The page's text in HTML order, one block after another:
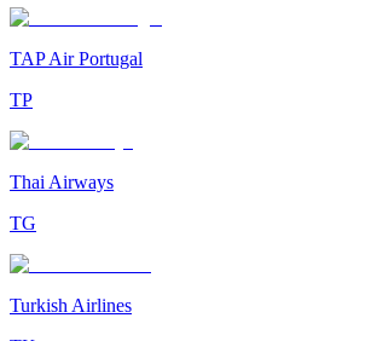
TAP Air Portugal
TP
Thai Airways
TG
Turkish Airlines